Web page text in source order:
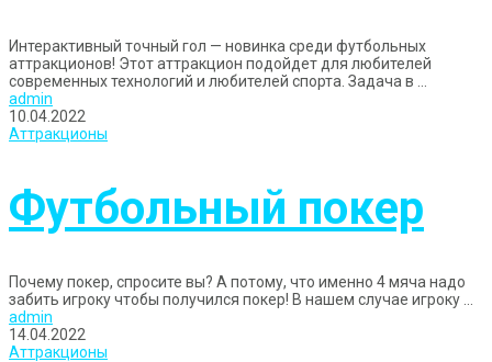
Интерактивный точный гол — новинка среди футбольных
аттракционов! Этот аттракцион подойдет для любителей
современных технологий и любителей спорта. Задача в ...
admin
10.04.2022
Аттракционы
Футбольный покер
Почему покер, спросите вы? А потому, что именно 4 мяча надо
забить игроку чтобы получился покер! В нашем случае игроку ...
admin
14.04.2022
Аттракционы